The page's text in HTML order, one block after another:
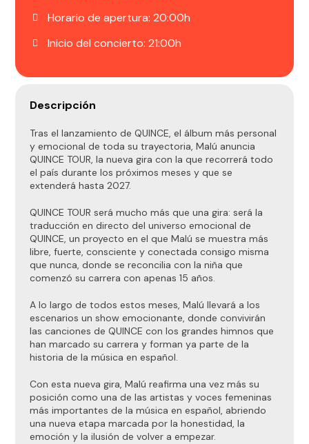
Horario de apertura: 20:00h
Inicio del concierto: 21:00h
Descripción
Tras el lanzamiento de QUINCE, el álbum más personal
y emocional de toda su trayectoria, Malú anuncia
QUINCE TOUR, la nueva gira con la que recorrerá todo
el país durante los próximos meses y que se
extenderá hasta 2027.
QUINCE TOUR será mucho más que una gira: será la
traducción en directo del universo emocional de
QUINCE, un proyecto en el que Malú se muestra más
libre, fuerte, consciente y conectada consigo misma
que nunca, donde se reconcilia con la niña que
comenzó su carrera con apenas 15 años.
A lo largo de todos estos meses, Malú llevará a los
escenarios un show emocionante, donde convivirán
las canciones de QUINCE con los grandes himnos que
han marcado su carrera y forman ya parte de la
historia de la música en español.
Con esta nueva gira, Malú reafirma una vez más su
posición como una de las artistas y voces femeninas
más importantes de la música en español, abriendo
una nueva etapa marcada por la honestidad, la
emoción y la ilusión de volver a empezar.